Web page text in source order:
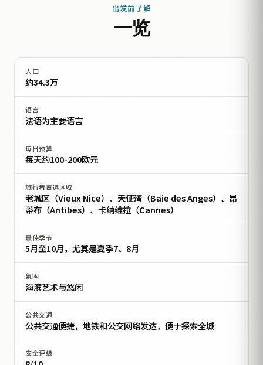
出发前了解
一览
人口
约34.3万
语言
法语为主要语言
每日预算
每天约100-200欧元
旅行者首选区域
老城区（Vieux Nice）、天使湾（Baie des Anges）、昂
蒂布（Antibes）、卡纳维拉（Cannes）
最佳季节
5月至10月，尤其是夏季7、8月
氛围
海滨艺术与悠闲
公共交通
公共交通便捷，地铁和公交网络发达，便于探索全城
安全评级